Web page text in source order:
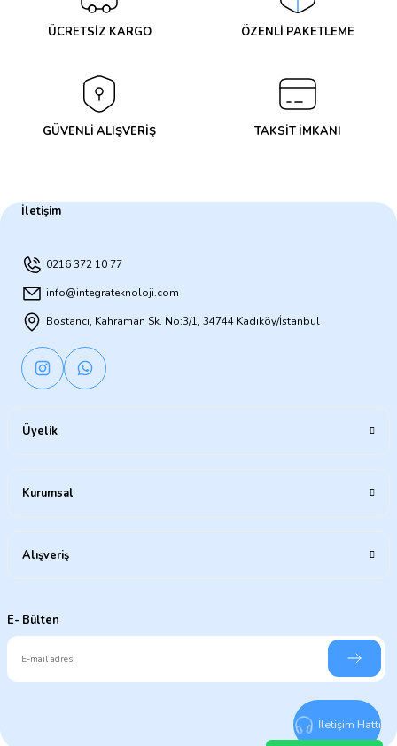
ÜCRETSİZ KARGO ÖZENLİ PAKETLEME
GÜVENLİ ALIŞVERİŞ TAKSİT İMKANI
İletişim
0216 372 10 77
info@integrateknoloji.com
Bostancı, Kahraman Sk. No:3/1, 34744 Kadıköy/İstanbul
Üyelik
Kurumsal
Alışveriş
E- Bülten
İletişim Hattı